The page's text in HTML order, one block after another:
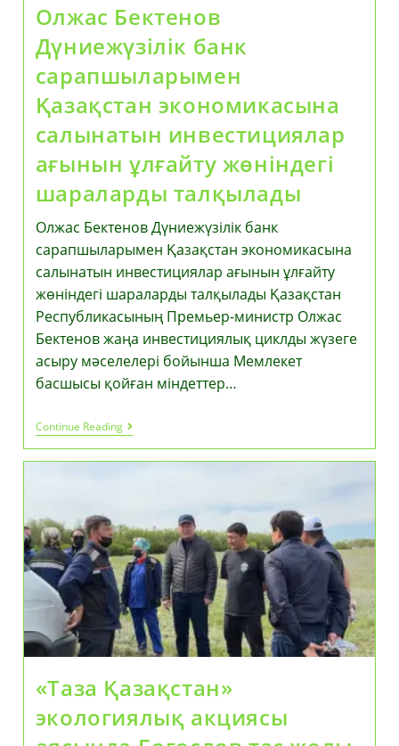
Олжас Бектенов
Дүниежүзілік банк
сарапшыларымен
Қазақстан экономикасына
салынатын инвестициялар
ағынын ұлғайту жөніндегі
шараларды талқылады
Олжас Бектенов Дүниежүзілік банк
сарапшыларымен Қазақстан экономикасына
салынатын инвестициялар ағынын ұлғайту
жөніндегі шараларды талқылады Қазақстан
Республикасының Премьер-министр Олжас
Бектенов жаңа инвестициялық циклды жүзеге
асыру мәселелері бойынша Мемлекет
басшысы қойған міндеттер…
Continue ReadingОлжас
Бектенов
Дүниежүзілік
Экономикасына
Салынатын
Инвестициялар
Ағынын
Ұлғайту
Жөніндегі
Шараларды
Талқылады
«Таза Қазақстан»
экологиялық акциясы